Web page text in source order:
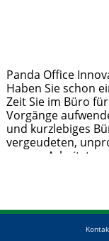
Panda Office
Haben Sie schon
Zeit Sie im Büro
Vorgänge
und kurzlebiges
vergeudeten,
ganzen